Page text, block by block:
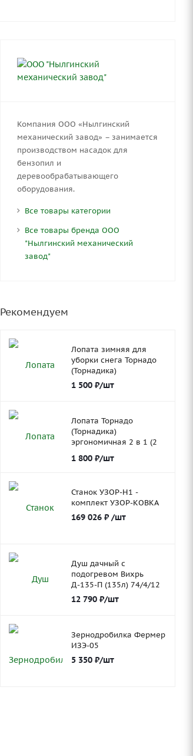
Компания ООО «Нылгинский
механический завод» – занимается
производством насадок для
бензопил и
деревообрабатывающего
оборудования.
Все товары категории
Все товары бренда ООО
"Нылгинский механический
завод"
Рекомендуем
Лопата зимняя для
уборки снега Торнадо
(Торнадика)
1 500₽/шт
Лопата Торнадо
(Торнадика)
эргономичная 2 в 1 (2
1 800₽/шт
Станок УЗОР-Н1 -
комплект УЗОР-КОВКА
169 026₽ /шт
Душ дачный с
подогревом Вихрь
Д-135-П (135л) 74/4/12
12 790₽/шт
Зернодробилка Фермер
ИЗЭ-05
5 350₽/шт